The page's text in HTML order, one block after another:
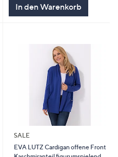
In den Warenkorb
SALE
EVA LUTZ Cardigan offene Front